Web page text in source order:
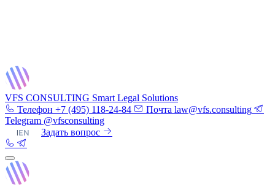
VFS CONSULTING Smart Legal Solutions
Телефон +7 (495) 118-24-84 Почта law@vfs.consulting
Telegram @vfsconsulting
|EN Задать вопрос